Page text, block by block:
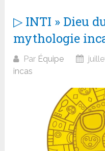
▷ INTI » Dieu
mythologie
Par Équipe
incas